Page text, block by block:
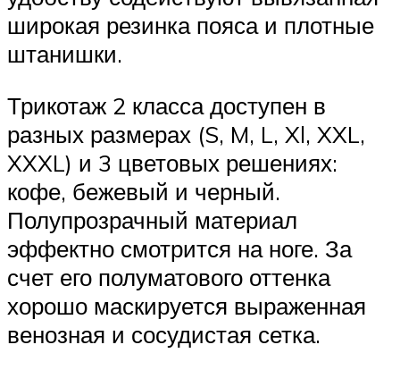
широкая резинка пояса и плотные
штанишки.
Трикотаж 2 класса доступен в
разных размерах (S, M, L, Xl, XXL,
XXXL) и 3 цветовых решениях:
кофе, бежевый и черный.
Полупрозрачный материал
эффектно смотрится на ноге. За
счет его полуматового оттенка
хорошо маскируется выраженная
венозная и сосудистая сетка.